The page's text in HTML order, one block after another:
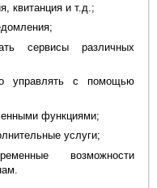
квитанция и т.д.;
сервисы различных
управлять с помощью
функциями;
услуги;
возможности